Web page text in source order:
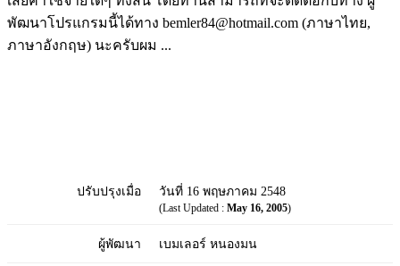
พัฒนาโปรแกรมนี้ได้ทาง bemler84@hotmail.com (ภาษาไทย,
ภาษาอังกฤษ) นะครับผม ...
ปรับปรุงเมื่อ วันที่ 16 พฤษภาคม 2548
(Last Updated : May 16, 2005)
ผู้พัฒนา เบมเลอร์ หนองมน